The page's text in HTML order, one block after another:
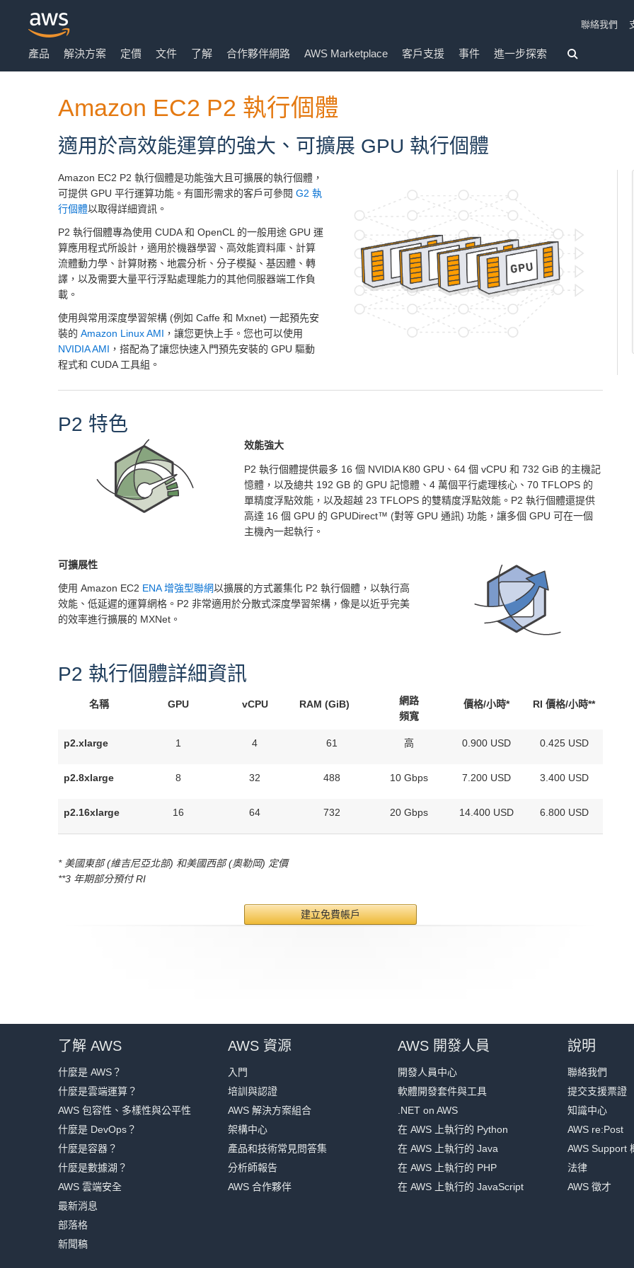
Skip to Main Content
聯絡我們
產品 解決方案 定價 文件 了解 合作夥伴網路 AWS Marketplace 客戶支援 事件 進一步探索
Amazon EC2 P2 執行個體
適用於高效能運算的強大、可擴展 GPU 執行個體
Amazon EC2 P2 執行個體是功能強大且可擴展的執行個體，
可提供 GPU 平行運算功能。有圖形需求的客戶可參閱 G2 執
行個體以取得詳細資訊。
P2 執行個體專為使用 CUDA 和 OpenCL 的一般用途 GPU 運
算應用程式所設計，適用於機器學習、高效能資料庫、計算
流體動力學、計算財務、地震分析、分子模擬、基因體、轉
譯，以及需要大量平行浮點處理能力的其他伺服器端工作負
載。
使用與常用深度學習架構 (例如 Caffe 和 Mxnet) 一起預先安
裝的 Amazon Linux AMI ，讓您更快上手。您也可以使用
NVIDIA AMI ，搭配為了讓您快速入門預先安裝的 GPU 驅動
程式和 CUDA 工具組。
P2 特色
效能強大
P2 執行個體提供最多 16 個 NVIDIA K80 GPU、64 個 vCPU 和 732 GiB 的主機記
憶體，以及總共 192 GB 的 GPU 記憶體、4 萬個平行處理核心、70 TFLOPS 的
單精度浮點效能，以及超越 23 TFLOPS 的雙精度浮點效能。P2 執行個體還提供
高達 16 個 GPU 的 GPUDirect™ (對等 GPU 通訊) 功能，讓多個 GPU 可在一個
主機內一起執行。
可擴展性
使用 Amazon EC2 ENA 增強型聯網以擴展的方式叢集化 P2 執行個體，以執行高
效能、低延遲的運算網格。P2 非常適用於分散式深度學習架構，像是以近乎完美
的效率進行擴展的 MXNet。
P2 執行個體詳細資訊
名稱 GPU vCPU RAM (GiB)
網路
頻寬
價格/小時* RI 價格/小時**
p2.xlarge 1 4 61 高 0.900 USD 0.425 USD
p2.8xlarge 8 32 488 10 Gbps 7.200 USD 3.400 USD
p2.16xlarge 16 64 732 20 Gbps 14.400 USD 6.800 USD
* 美國東部 (維吉尼亞北部) 和美國西部 (奧勒岡) 定價
**3 年期部分預付 RI
建立免費帳戶
了解 AWS
什麼是 AWS？
什麼是雲端運算？
AWS 包容性、多樣性與公平性
什麼是 DevOps？
什麼是容器？
什麼是數據湖？
AWS 雲端安全
最新消息
部落格
新聞稿
AWS 資源
入門
培訓與認證
AWS 解決方案組合
架構中心
產品和技術常見問答集
分析師報告
AWS 合作夥伴
AWS 開發人員
開發人員中心
軟體開發套件與工具
.NET on AWS
在 AWS 上執行的 Python
在 AWS 上執行的 Java
在 AWS 上執行的 PHP
在 AWS 上執行的 JavaScript
說明
聯絡我們
提交支援票證
知識中心
AWS re:Post
AWS Support
法律
AWS 徵才